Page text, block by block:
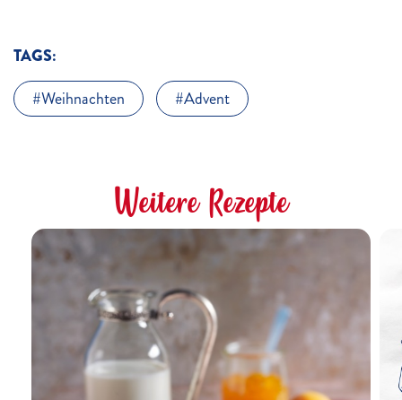
TAGS:
Weihnachten
Advent
Weitere Rezepte